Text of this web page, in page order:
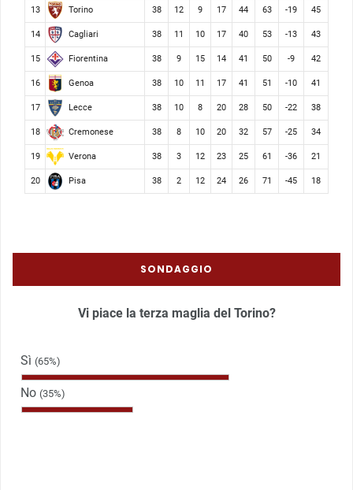
13 Torino 38 12 9 17 44 63 -19 45
14 Cagliari 38 11 10 17 40 53 -13 43
15 Fiorentina 38 9 15 14 41 50 -9 42
16 Genoa 38 10 11 17 41 51 -10 41
17 Lecce 38 10 8 20 28 50 -22 38
18 Cremonese 38 8 10 20 32 57 -25 34
19 Verona 38 3 12 23 25 61 -36 21
20 Pisa 38 2 12 24 26 71 -45 18
SONDAGGIO
Vi piace la terza maglia del Torino?
Sì (65%)
No (35%)